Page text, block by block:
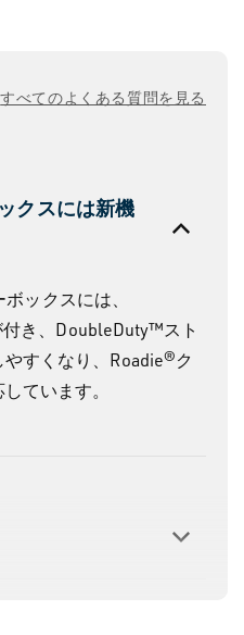
ら
すべてのよくある質問を見る
クスには新機
ックスには、
き、DoubleDuty™スト
すくなり、Roadie®ク
ています。